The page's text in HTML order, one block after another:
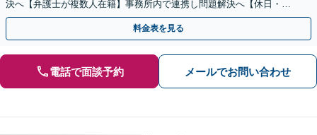
決へ【弁護士が複数人在籍】事務所内で連携し問題解決へ【休日・夜
間面談可】【子連れ相談可】【虎ノ門駅1分】
料金表を見る
電話で面談予約 メールでお問い合わせ